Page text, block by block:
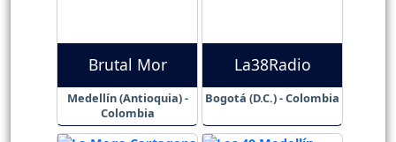
Brutal Mor
Medellín (Antioquia) -
Colombia
La38Radio
Bogotá (D.C.) - Colombia